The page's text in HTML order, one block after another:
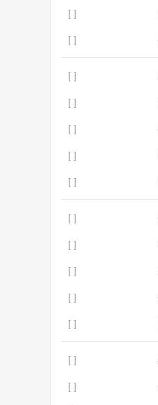
[ ]
[ ]
[ ]
[ ]
[ ]
[ ]
[ ]
[ ]
[ ]
[ ]
[ ]
[ ]
[ ]
[ ]